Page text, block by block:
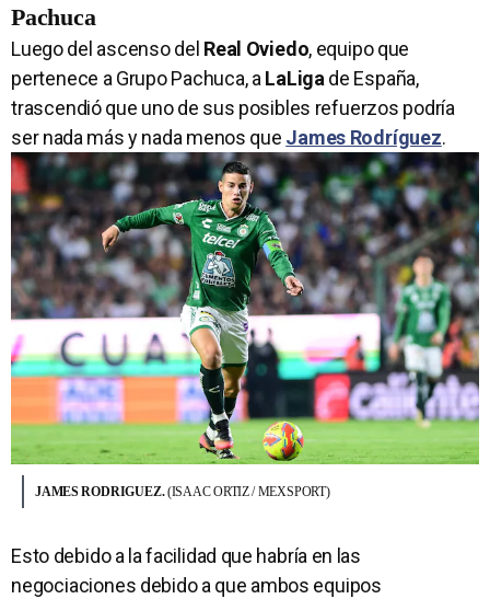
Pachuca
Luego del ascenso del Real Oviedo, equipo que
pertenece a Grupo Pachuca, aLaLigade España,
trascendió que uno de sus posibles refuerzos podría
ser nada más y nada menos que James Rodríguez.
JAMES RODRIGUEZ.(ISAAC ORTIZ / MEXSPORT)
Esto debido a la facilidad que habría en las
negociaciones debido a que ambos equipos